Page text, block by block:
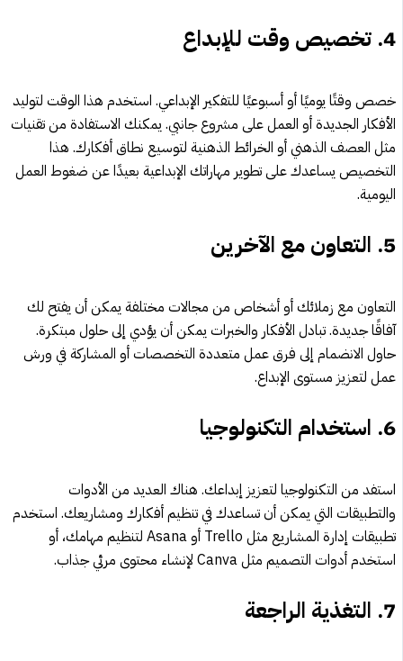
4. تخصيص وقت للإبداع
خصص وقتًا يوميًا أو أسبوعيًا للتفكير الإبداعي. استخدم هذا الوقت لتوليد
الأفكار الجديدة أو العمل على مشروع جانبي. يمكنك الاستفادة من تقنيات
مثل العصف الذهني أو الخرائط الذهنية لتوسيع نطاق أفكارك. هذا
التخصيص يساعدك على تطوير مهاراتك الإبداعية بعيدًا عن ضغوط العمل
اليومية.
5. التعاون مع الآخرين
التعاون مع زملائك أو أشخاص من مجالات مختلفة يمكن أن يفتح لك
آفاقًا جديدة. تبادل الأفكار والخبرات يمكن أن يؤدي إلى حلول مبتكرة.
حاول الانضمام إلى فرق عمل متعددة التخصصات أو المشاركة في ورش
عمل لتعزيز مستوى الإبداع.
6. استخدام التكنولوجيا
استفد من التكنولوجيا لتعزيز إبداعك. هناك العديد من الأدوات
والتطبيقات التي يمكن أن تساعدك في تنظيم أفكارك ومشاريعك. استخدم
تطبيقات إدارة المشاريع مثل Trello أو Asana لتنظيم مهامك، أو
استخدم أدوات التصميم مثل Canva لإنشاء محتوى مرئي جذاب.
7. التغذية الراجعة